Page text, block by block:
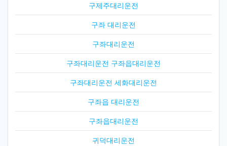
구제주대리운전
구좌 대리운전
구좌대리운전
구좌대리운전 구좌읍대리운전
구좌대리운전 세화대리운전
구좌읍 대리운전
구좌읍대리운전
귀덕대리운전